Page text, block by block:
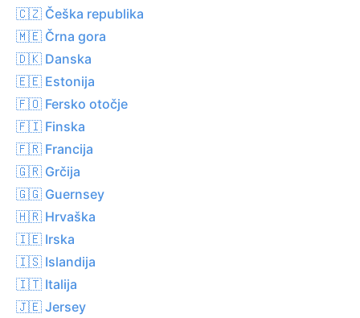
🇨🇿 Češka republika
🇲🇪 Črna gora
🇩🇰 Danska
🇪🇪 Estonija
🇫🇴 Fersko otočje
🇫🇮 Finska
🇫🇷 Francija
🇬🇷 Grčija
🇬🇬 Guernsey
🇭🇷 Hrvaška
🇮🇪 Irska
🇮🇸 Islandija
🇮🇹 Italija
🇯🇪 Jersey